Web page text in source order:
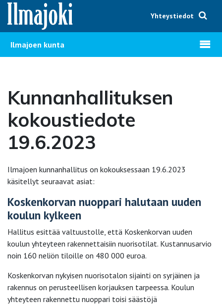
Hyppää sisältöön
Yhteystiedot
Ilmajoen kunta Avaa
Kunnanhallituksen
kokoustiedote
19.6.2023
Ilmajoen kunnanhallitus on kokouksessaan 19.6.2023
käsitellyt seuraavat asiat:
Koskenkorvan nuoppari halutaan uuden
koulun kylkeen
Hallitus esittää valtuustolle, että Koskenkorvan uuden
koulun yhteyteen rakennettaisiin nuorisotilat. Kustannusarvio
noin 160 neliön tiloille on 480 000 euroa.
Koskenkorvan nykyisen nuorisotalon sijainti on syrjäinen ja
rakennus on perusteellisen korjauksen tarpeessa. Koulun
yhteyteen rakennettu nuoppari toisi säästöjä